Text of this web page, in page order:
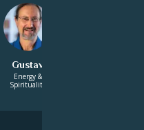
Gustav
Energy &
Spirituality